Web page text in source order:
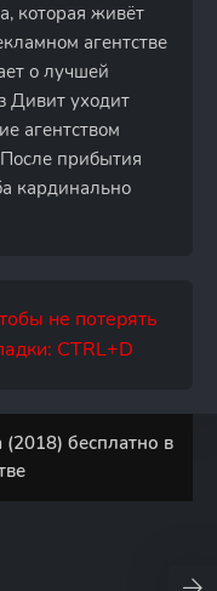
которая живёт
агентстве
о лучшей
Дивит уходит
агентством
прибытия
кардинально
не потерять
CTRL+D
бесплатно в